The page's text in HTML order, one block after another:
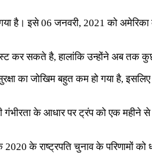
है। इसे 06 जनवरी, 2021 को
कर सकते है, हालांकि उन्होंने अब तक कुछ
सुरक्षा का जोखिम बहुत कम हो गया है,
के आधार पर ट्रंप को एक महीने
के राष्ट्रपति चुनाव के परिणामों को